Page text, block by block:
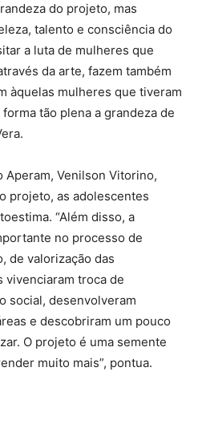
do projeto, mas
talento e consciência do
a luta de mulheres que
da arte, fazem também
àquelas mulheres que tiveram
tão plena a grandeza de
Aperam, Venilson Vitorino,
projeto, as adolescentes
“Além disso, a
no processo de
de valorização das
vivenciaram troca de
social, desenvolveram
e descobriram um pouco
O projeto é uma semente
muito mais”, pontua.